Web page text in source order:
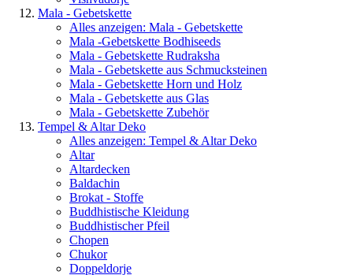
Mala - Gebetskette
Alles anzeigen: Mala - Gebetskette
Mala -Gebetskette Bodhiseeds
Mala - Gebetskette Rudraksha
Mala - Gebetskette aus Schmucksteinen
Mala - Gebetskette Horn und Holz
Mala - Gebetskette aus Glas
Mala - Gebetskette Zubehör
Tempel & Altar Deko
Alles anzeigen: Tempel & Altar Deko
Altar
Altardecken
Baldachin
Brokat - Stoffe
Buddhistische Kleidung
Buddhistischer Pfeil
Chopen
Chukor
Doppeldorje